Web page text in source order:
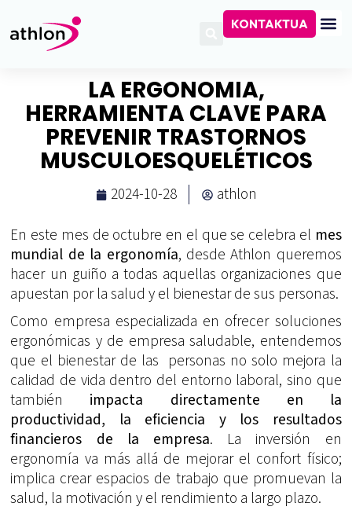
KONTAKTUA
LA ERGONOMIA,
HERRAMIENTA CLAVE PARA
PREVENIR TRASTORNOS
MUSCULOESQUELÉTICOS
2024-10-28
athlon
En este mes de octubre en el que se celebra el mes
mundial de la ergonomía, desde Athlon queremos
hacer un guiño a todas aquellas organizaciones que
apuestan por la salud y el bienestar de sus personas.
Como empresa especializada en ofrecer soluciones
ergonómicas y de empresa saludable, entendemos
que el bienestar de las personas no solo mejora la
calidad de vida dentro del entorno laboral, sino que
también impacta directamente en la
productividad, la eficiencia y los resultados
financieros de la empresa. La inversión en
ergonomía va más allá de mejorar el confort físico;
implica crear espacios de trabajo que promuevan la
salud, la motivación y el rendimiento a largo plazo.